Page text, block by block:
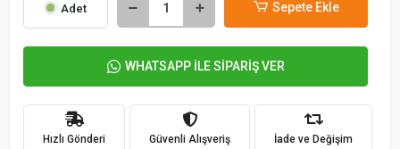
Adet Sepete Ekle
WHATSAPP İLE SİPARİŞ VER
Hızlı Gönderi Güvenli Alışveriş İade ve Değişim